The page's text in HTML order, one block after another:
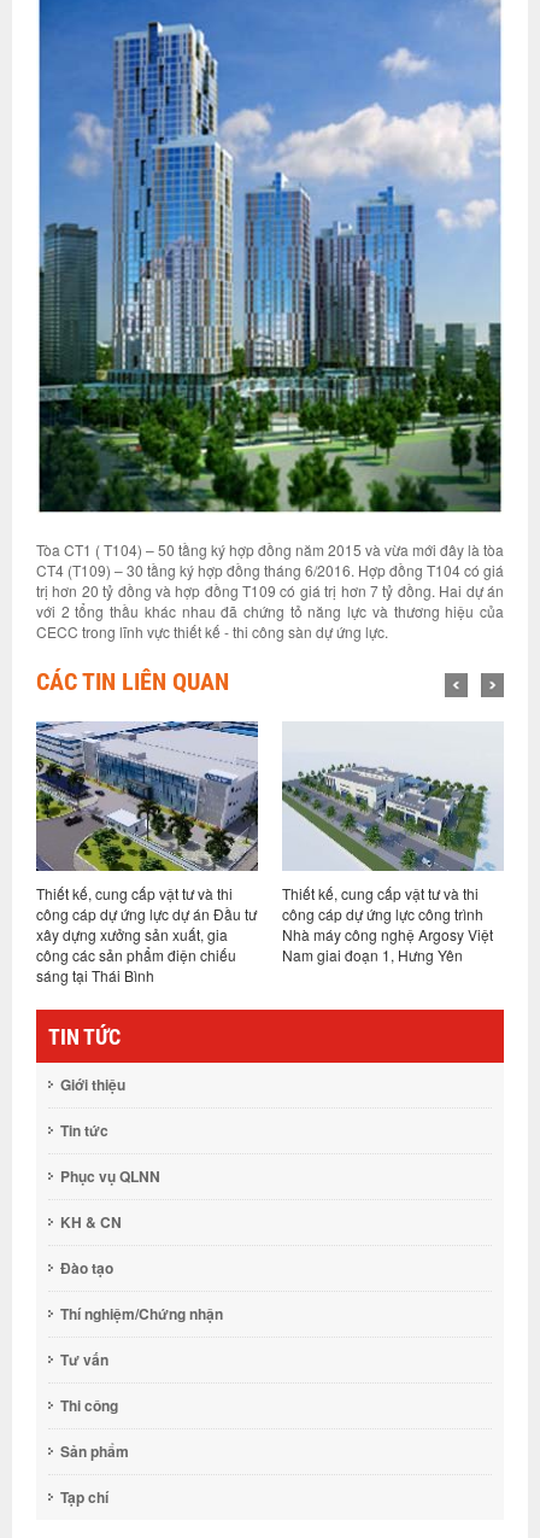
Tòa CT1 ( T104) – 50 tầng ký hợp đồng năm 2015 và vừa mới đây là tòa
CT4 (T109) – 30 tầng ký hợp đồng tháng 6/2016. Hợp đồng T104 có giá
trị hơn 20 tỷ đồng và hợp đồng T109 có giá trị hơn 7 tỷ đồng. Hai dự án
với 2 tổng thầu khác nhau đã chứng tỏ năng lực và thương hiệu của
CECC trong lĩnh vực thiết kế - thi công sàn dự ứng lực.
CÁC TIN LIÊN QUAN
Thiết kế, cung cấp vật tư và thi
công cáp dự ứng lực dự án Đầu tư
xây dựng xưởng sản xuất, gia
công các sản phẩm điện chiếu
sáng tại Thái Bình
Thiết kế, cung cấp vật tư và thi
công cáp dự ứng lực công trình
Nhà máy công nghệ Argosy Việt
Nam giai đoạn 1, Hưng Yên
TIN TỨC
Giới thiệu
Tin tức
Phục vụ QLNN
KH & CN
Đào tạo
Thí nghiệm/Chứng nhận
Tư vấn
Thi công
Sản phẩm
Tạp chí